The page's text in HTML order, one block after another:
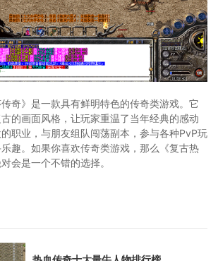
传奇》是一款具有鲜明特色的传奇类游戏。它
的画面风格，让玩家重温了当年经典的感动
职业，与朋友组队闯荡副本，参与各种PvP玩
趣。如果你喜欢传奇类游戏，那么《复古热
会是一个不错的选择。